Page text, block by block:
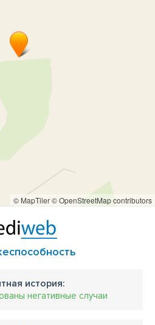
© MapTiler© OpenStreetMap contributors
история:
негативные случаи